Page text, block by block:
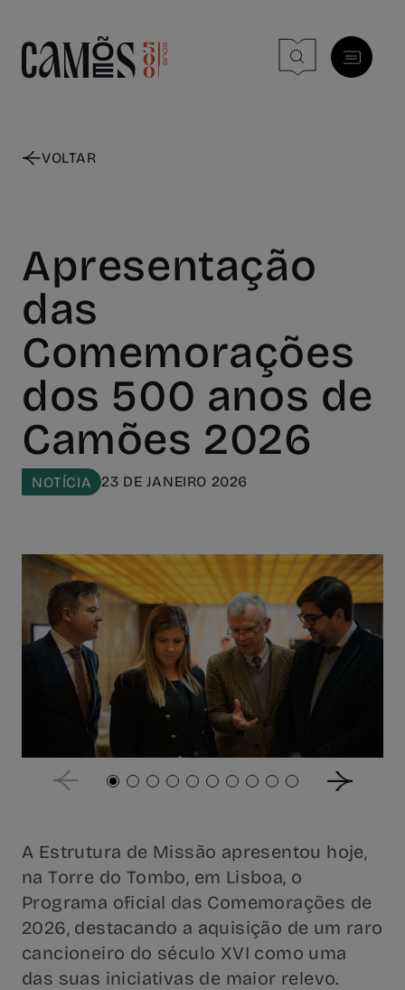
VOLTAR
Apresentação
das
Comemorações
dos 500 anos de
Camões 2026
NOTÍCIA 23 DE JANEIRO 2026
A Estrutura de Missão apresentou hoje,
na Torre do Tombo, em Lisboa, o
Programa oficial das Comemorações de
2026, destacando a aquisição de um raro
cancioneiro do século XVI como uma
das suas iniciativas de maior relevo.